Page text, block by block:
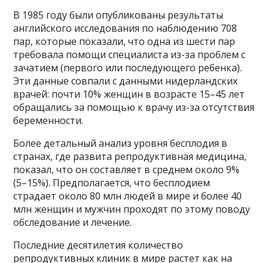
В 1985 году были опубликованы результаты
английского исследования по наблюдению 708
пар, которые показали, что одна из шести пар
требовала помощи специалиста из-за проблем с
зачатием (первого или последующего ребенка).
Эти данные совпали с данными нидерландских
врачей: почти 10% женщин в возрасте 15–45 лет
обращались за помощью к врачу из-за отсутствия
беременности.
Более детальный анализ уровня бесплодия в
странах, где развита репродуктивная медицина,
показал, что он составляет в среднем около 9%
(5–15%). Предполагается, что бесплодием
страдает около 80 млн людей в мире и более 40
млн женщин и мужчин проходят по этому поводу
обследование и лечение.
Последние десятилетия количество
репродуктивных клиник в мире растет как на